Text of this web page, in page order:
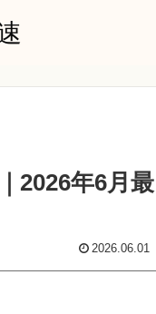
2026年6月最
2026.06.01